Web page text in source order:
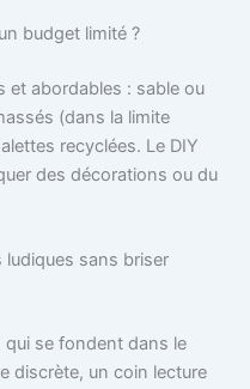
budget limité ?
et abordables : sable ou
(dans la limite
recyclées. Le DIY
des décorations ou du
sans briser
se fondent dans le
discrète, un coin lecture